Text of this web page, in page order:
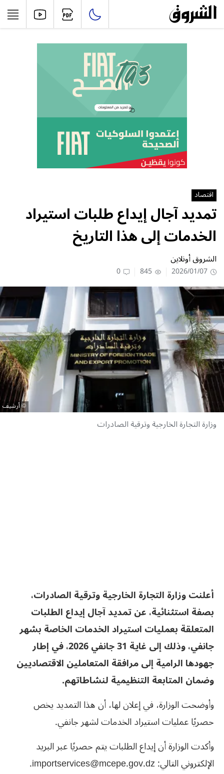
اقتصاد
تمديد آجال إيداع طلبات استيراد
الخدمات إلى هذا التاريخ
الشروق أونلاين
2026/01/07
845
0
أرشيف
وزارة التجارة الخارجية وترقية الصادرات
أعلنت وزارة التجارة الخارجية وترقية الصادرات،
بصفة استثنائية، عن تمديد آجال إيداع الطلبات
المتعلقة بعمليات استيراد الخدمات الخاصة بشهر
جانفي، وذلك إلى غاية 31 جانفي 2026، في إطار
جهودها الرامية إلى مرافقة المتعاملين الاقتصاديين
وضمان المتابعة التنظيمية لنشاطاتهم.
وأوضحت الوزارة، في إعلان لها، أن هذا التمديد يخص
حصريًا عمليات استيراد الخدمات لشهر جانفي.
وأكدت الوزارة أن إيداع الطلبات يتم حصريًا عبر البريد
الإلكتروني التالي:importservices@mcepe.gov.dz
.